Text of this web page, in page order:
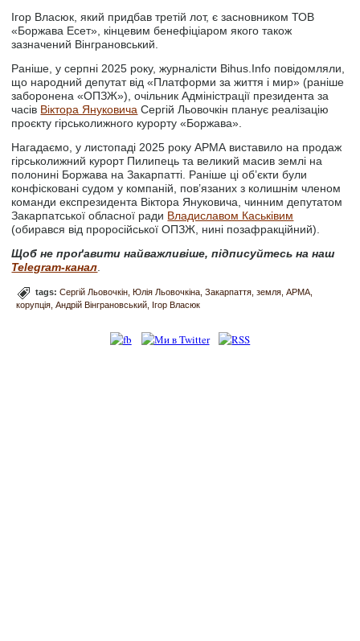
Ігор Власюк, який придбав третій лот, є засновником ТОВ
«Боржава Есет», кінцевим бенефіціаром якого також
зазначений Вінграновський.
Раніше, у серпні 2025 року, журналісти Bihus.Info повідомляли,
що народний депутат від «Платформи за життя і мир» (раніше
заборонена «ОПЗЖ»), очільник Адміністрації президента за
часів Віктора Януковича Сергій Льовочкін планує реалізацію
проєкту гірськолижного курорту «Боржава».
Нагадаємо, у листопаді 2025 року АРМА виставило на продаж
гірськолижний курорт Пилипець та великий масив землі на
полонині Боржава на Закарпатті. Раніше ці об’єкти були
конфісковані судом у компаній, пов’язаних з колишнім членом
команди експрезидента Віктора Януковича, чинним депутатом
Закарпатської обласної ради Владиславом Каськівим
(обирався від проросійської ОПЗЖ, нині позафракційний).
Щоб не проґавити найважливіше, підписуйтесь на наш
Telegram-канал
tags:Сергій Льовочкін Юлія Льовочкіна Закарпаття земля АРМА
корупція Андрій Вінграновський Ігор Власюк